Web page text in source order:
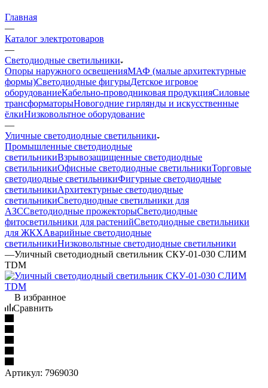
Главная
—
Каталог электротоваров
—
Светодиодные светильники
Опоры наружного освещенияМАФ (малые архитектурные
формы)Светодиодные фигурыДетское игровое
оборудованиеКабельно-проводниковая продукцияСиловые
трансформаторыНовогодние гирлянды и искусственные
ёлкиНизковольтное оборудование
—
Уличные светодиодные светильники
Промышленные светодиодные
светильникиВзрывозащищенные светодиодные
светильникиОфисные светодиодные светильникиТорговые
светодиодные светильникиФигурные светодиодные
светильникиАрхитектурные светодиодные
светильникиСветодиодные светильники для
АЗССветодиодные прожекторыСветодиодные
фитосветильники для растенийСветодиодные светильники
для ЖКХАварийные светодиодные
светильникиНизковольтные светодиодные светильники
—Уличный светодиодный светильник СКУ-01-030 СЛИМ
TDM
В избранное
Сравнить
Артикул: 7969030